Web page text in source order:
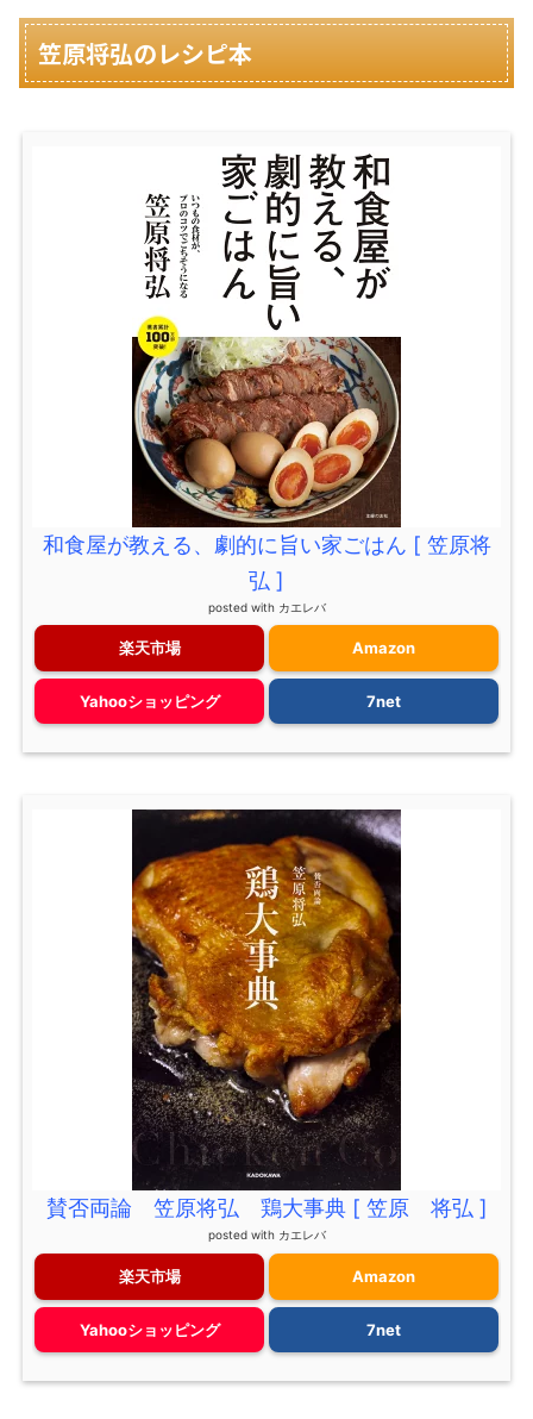
笠原将弘のレシピ本
和食屋が教える、劇的に旨い家ごはん [ 笠原将
弘 ]
posted with カエレバ
楽天市場 Amazon
Yahooショッピング 7net
賛否両論 笠原将弘 鶏大事典 [ 笠原 将弘 ]
posted with カエレバ
楽天市場 Amazon
Yahooショッピング 7net